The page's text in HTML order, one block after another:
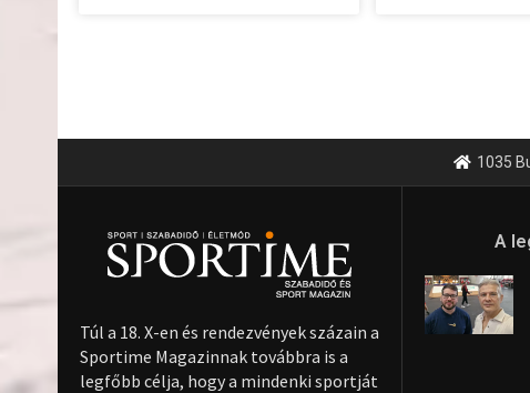
1035
Túl a 18. X-en és rendezvények százain a
Sportime Magazinnak továbbra is a
legfőbb célja, hogy a mindenki sportját
A